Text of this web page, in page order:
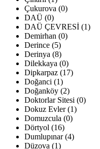
Çukurova (0)
DAÜ (0)
DAÜ ÇEVRESİ (1)
Demirhan (0)
Derince (5)
Derinya (8)
Dilekkaya (0)
Dipkarpaz (17)
Doğanci (1)
Doğanköy (2)
Doktorlar Sitesi (0)
Dokuz Evler (1)
Domuzcula (0)
Dörtyol (16)
Dumlupınar (4)
Düzova (1)